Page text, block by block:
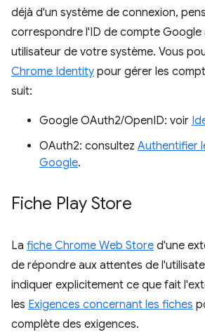
déjà d'un système de connexion,
correspondre l'ID de compte Google
utilisateur de votre système. Vous
Chrome Identity pour gérer les
suit:
Google OAuth2/OpenID: voir
OAuth2: consultez Authentifier
Google.
Fiche Play Store
La fiche Chrome Web Store d'une
de répondre aux attentes de
indiquer explicitement ce que fait
les Exigences concernant les fiches
complète des exigences.